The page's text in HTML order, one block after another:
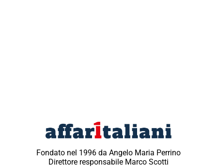
Fondato nel 1996 da Angelo Maria Perrino
Direttore responsabile Marco Scotti